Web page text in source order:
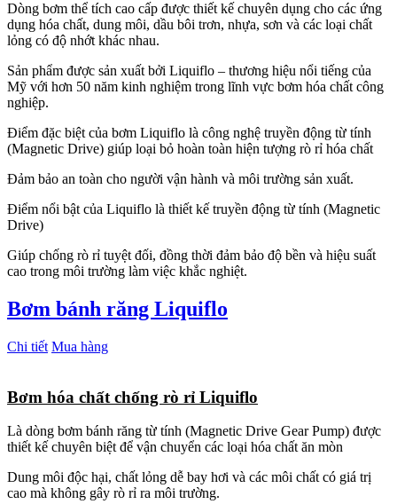
Dòng bơm thể tích cao cấp được thiết kế chuyên dụng cho các ứng
dụng hóa chất, dung môi, dầu bôi trơn, nhựa, sơn và các loại chất
lỏng có độ nhớt khác nhau.
Sản phẩm được sản xuất bởi Liquiflo – thương hiệu nổi tiếng của
Mỹ với hơn 50 năm kinh nghiệm trong lĩnh vực bơm hóa chất công
nghiệp.
Điểm đặc biệt của bơm Liquiflo là công nghệ truyền động từ tính
(Magnetic Drive) giúp loại bỏ hoàn toàn hiện tượng rò rỉ hóa chất
Đảm bảo an toàn cho người vận hành và môi trường sản xuất.
Điểm nổi bật của Liquiflo là thiết kế truyền động từ tính (Magnetic
Drive)
Giúp chống rò rỉ tuyệt đối, đồng thời đảm bảo độ bền và hiệu suất
cao trong môi trường làm việc khắc nghiệt.
Bơm bánh răng Liquiflo
Chi tiết Mua hàng
Bơm hóa chất chống rò rỉ Liquiflo
Là dòng bơm bánh răng từ tính (Magnetic Drive Gear Pump) được
thiết kế chuyên biệt để vận chuyển các loại hóa chất ăn mòn
Dung môi độc hại, chất lỏng dễ bay hơi và các môi chất có giá trị
cao mà không gây rò rỉ ra môi trường.